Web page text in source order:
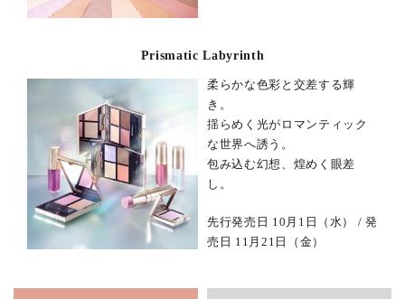
Prismatic Labyrinth
柔らかな色彩と交差する輝
き。
揺らめく光がロマンティック
な世界へ誘う。
包み込む幻想、煌めく眼差
し。
先行発売日 10月1日（水） / 発
売日 11月21日（金）